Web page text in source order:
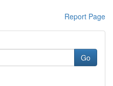
Report Page
Go